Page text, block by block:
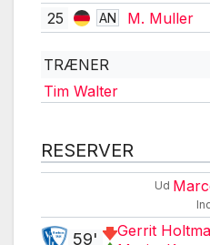
25
AN M. Muller
TRÆNER
Tim Walter
RESERVER
Ud
Gerrit
59'